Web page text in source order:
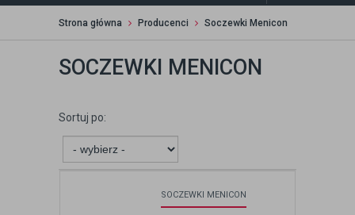
Strona główna Producenci Soczewki Menicon
SOCZEWKI MENICON
Sortuj po:
SOCZEWKI MENICON